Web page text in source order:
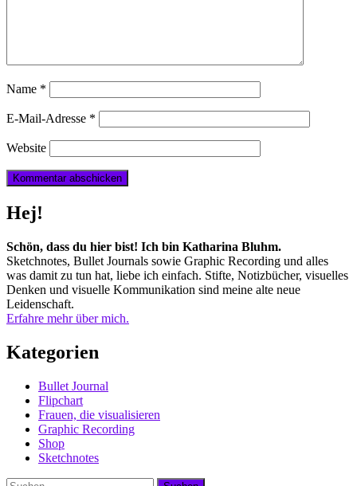
Name *
E-Mail-Adresse *
Website
Hej!
Schön, dass du hier bist! Ich bin Katharina Bluhm.
Sketchnotes, Bullet Journals sowie Graphic Recording und alles
was damit zu tun hat, liebe ich einfach. Stifte, Notizbücher, visuelles
Denken und visuelle Kommunikation sind meine alte neue
Leidenschaft.
Erfahre mehr über mich.
Kategorien
Bullet Journal
Flipchart
Frauen, die visualisieren
Graphic Recording
Shop
Sketchnotes